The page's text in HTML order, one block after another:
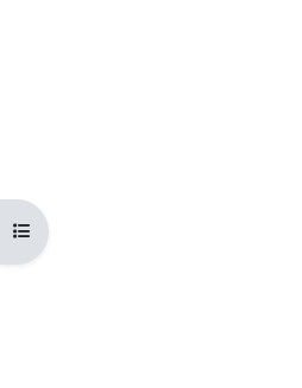
Открыть оглавление курса